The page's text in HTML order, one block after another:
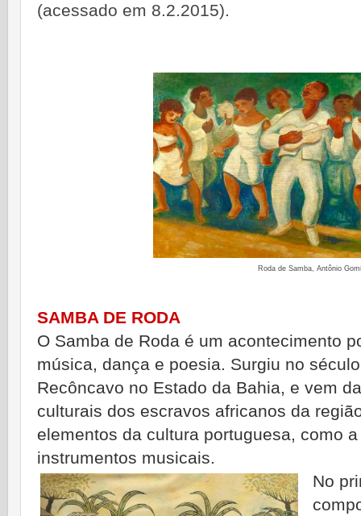
(acessado em 8.2.2015).
Roda de Samba, Antônio
SAMBA DE RODA
O Samba de Roda é um acontecimento
música, dança e poesia. Surgiu no
Recôncavo no Estado da Bahia, e vem
culturais dos escravos africanos da
elementos da cultura portuguesa, como
instrumentos musicais.
No